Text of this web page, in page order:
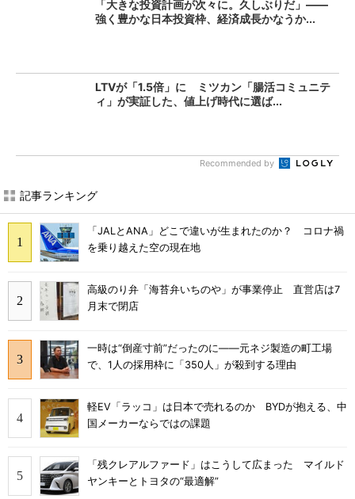
「大きな投資計画が次々に。久しぶりだ」――
強く豊かな日本投資枠、経済成長かなうか...
LTVが「1.5倍」に ミツカン「腸活コミュニテ
ィ」が実証した、値上げ時代に選ば...
Recommended by
記事ランキング
「JALとANA」どこで違いが生まれたのか？ コロナ禍
を乗り越えた空の現在地
高級のり弁「海苔弁いちのや」が事業停止 直営店は7
月末で閉店
一時は“倒産寸前”だったのに――元ネジ製造の町工場
で、1人の採用枠に「350人」が殺到する理由
軽EV「ラッコ」は日本で売れるのか BYDが抱える、中
国メーカーならではの課題
「残クレアルファード」はこうして広まった マイルド
ヤンキーとトヨタの“最適解”